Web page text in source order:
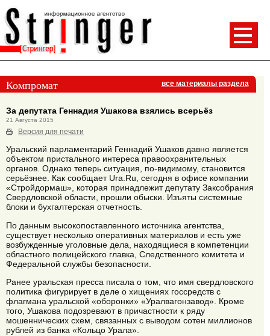
Компромат все материалы раздела
За депутата Геннадия Ушакова взялись всерьёз
21 Августа 2015
Версия для печати
Уральский парламентарий Геннадий Ушаков давно является
объектом пристального интереса правоохранительных
органов. Однако теперь ситуация, по-видимому, становится
серьёзнее. Как сообщает Ura.Ru, сегодня в офисе компании
«Стройдормаш», которая принадлежит депутату Заксобрания
Свердловской области, прошли обыски. Изъяты системные
блоки и бухгалтерская отчетность.
По данным высокопоставленного источника агентства,
существует несколько оперативных материалов и есть уже
возбужденные уголовные дела, находящиеся в компетенции
областного полицейского главка, Следственного комитета и
Федеральной службы безопасности.
Ранее уральская пресса писала о том, что имя свердловского
политика фигурирует в деле о хищениях госсредств с
флагмана уральской «оборонки» «Уралвагонзавод». Кроме
того, Ушакова подозревают в причастности к ряду
мошеннических схем, связанных с выводом сотен миллионов
рублей из банка «Кольцо Урала».